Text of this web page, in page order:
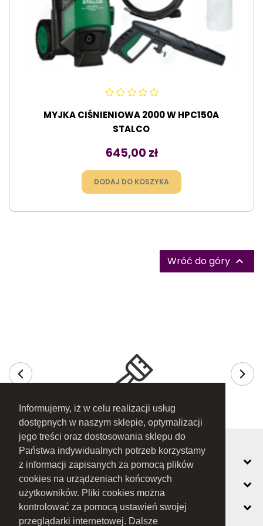
Informujemy, iż w celu realizacji usług
dostępnych w naszym sklepie, optymalizacji
jego treści oraz dostosowania sklepu do
Państwa indywidualnych potrzeb korzystamy
z informacji zapisanych za pomocą plików
cookies na urządzeniach końcowych
użytkowników. Pliki cookies można
kontrolować za pomocą ustawień swojej
przeglądarki internetowej. Dalsze
MYJKA CIŚNIENIOWA 2000 W HPC150A
STALCO
Cena
645,00 zł
DODAJ DO KOSZYKA
Wróć do góry 
MOJE KONTO
INFORMACJE
O FIRMIE